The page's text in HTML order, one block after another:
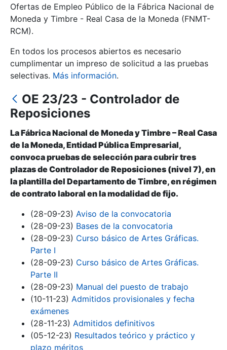
Mostrar/Ocultar
Mostrar/Ocultar
Mostrar/Ocultar
Mostrar/Ocultar
Ofertas de Empleo Público de la Fábrica Nacional de
Moneda y Timbre - Real Casa de la Moneda (FNMT-
RCM).
En todos los procesos abiertos es necesario
cumplimentar un impreso de solicitud a las pruebas
selectivas. Más información.
OE 23/23 - Controlador de
Reposiciones
La Fábrica Nacional de Moneda y Timbre – Real Casa
de la Moneda, Entidad Pública Empresarial,
convoca pruebas de selección para cubrir tres
plazas de Controlador de Reposiciones (nivel 7), en
la plantilla del Departamento de Timbre, en régimen
de contrato laboral en la modalidad de fijo.
(28-09-23) Aviso de la convocatoria
(28-09-23) Bases de la convocatoria
(28-09-23) Curso básico de Artes Gráficas.
Parte I
(28-09-23) Curso básico de Artes Gráficas.
Parte II
(28-09-23) Manual del puesto de trabajo
(10-11-23) Admitidos provisionales y fecha
exámenes
(28-11-23) Admitidos definitivos
(05-12-23) Resultados teórico y práctico y
plazo méritos